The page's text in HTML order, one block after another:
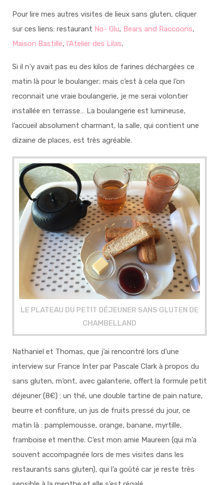
Pour lire mes autres visites de lieux sans gluten, cliquer
sur ces liens: restaurant No- Glu, Bears and Raccoons,
Maison Bastille, l’Atelier des Lilas.
Si il n’y avait pas eu des kilos de farines déchargées ce
matin là pour le boulanger; mais c’est à cela que l’on
reconnait une vraie boulangerie, je me serai volontier
installée en terrasse… La boulangerie est lumineuse,
l’accueil absolument charmant, la salle, qui contient une
dizaine de places, est très agréable.
LE PLATEAU DU PETIT DÉJEUNER SANS GLUTEN DE
CHAMBELLAND
Nathaniel et Thomas, que j’ai rencontré lors d’une
interview sur France Inter par Pascale Clark à propos du
sans gluten, m’ont, avec galanterie, offert la formule petit
déjeuner (8€) : un thé, une double tartine de pain nature,
beurre et confiture, un jus de fruits pressé du jour, ce
matin là : pamplemousse, orange, banane, myrtille,
framboise et menthe. C’est mon amie Maureen (qui m’a
souvent accompagnée lors de mes visites dans les
restaurants sans gluten), qui l’a goûté car je reste très